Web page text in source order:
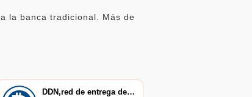
la banca tradicional. Más de
DDN,red de entrega de datos